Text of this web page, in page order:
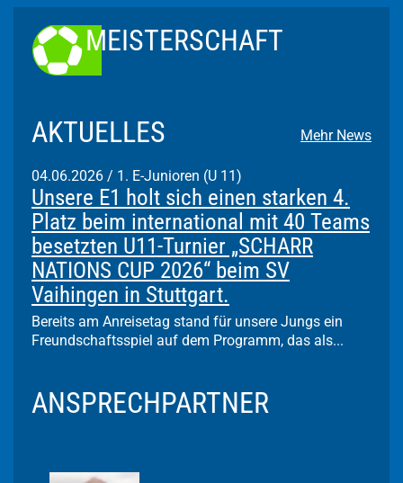
MEISTERSCHAFT
AKTUELLES Mehr News
04.06.2026 / 1. E-Junioren (U 11)
Unsere E1 holt sich einen starken 4.
Platz beim international mit 40 Teams
besetzten U11-Turnier „SCHARR
NATIONS CUP 2026“ beim SV
Vaihingen in Stuttgart.
Bereits am Anreisetag stand für unsere Jungs ein
Freundschaftsspiel auf dem Programm, das als...
ANSPRECHPARTNER